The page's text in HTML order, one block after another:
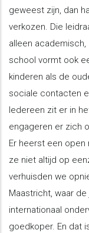
geweest zijn, dan
verkozen. Die
alleen
school vormt ook
kinderen als de
sociale contacten
Iedereen zit er in
engageren er zich
Er heerst een
ze niet altijd op
verhuisden we
Maastricht, waar
internationaal
goedkoper. En dat